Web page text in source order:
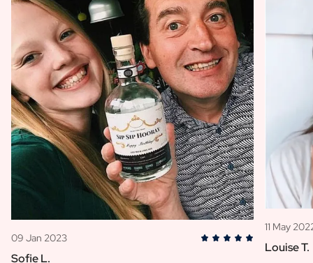
09 Jan 2023
Sofie L.
11 May
Louise T.